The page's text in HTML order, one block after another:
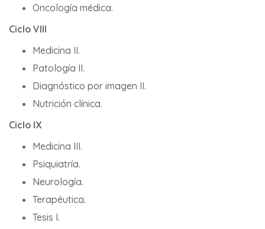
Oncología médica.
Ciclo VIII
Medicina II.
Patología II.
Diagnóstico por imagen II.
Nutrición clínica.
Ciclo IX
Medicina III.
Psiquiatría.
Neurología.
Terapéutica.
Tesis I.